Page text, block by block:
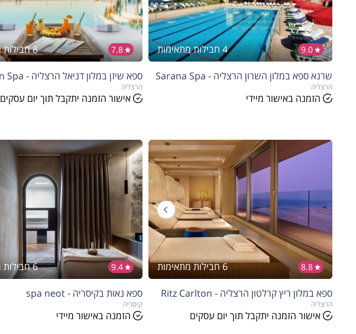
9.0 4 חבילות מתאימות
שרנא ספא במלון השרון הרצליה - Sarana Spa
הרצליה
הזמנה באישור מיידי
7.8 8 חבילות מתאימות
ספא שיזן במלון דניאל הרצליה - Shizen Spa
הרצליה
אישור הזמנה יתקבל תוך יום עסקים
8.8 6 חבילות מתאימות
ספא במלון ריץ קרלטון הרצליה - Ritz Carlton
הרצליה
אישור הזמנה יתקבל תוך יום עסקים
9.4 6 חבילות מתאימות
ספא נאות בקיסריה - spa neot
קיסריה
הזמנה באישור מיידי